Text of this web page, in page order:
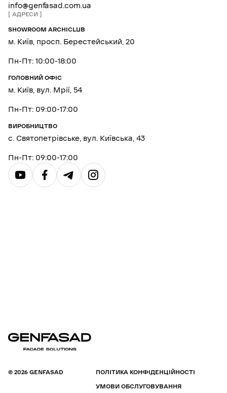
info@genfasad.com.ua
АДРЕСИ
SHOWROOM ARCHICLUB
м. Київ, просп. Берестейський, 20
Пн-Пт: 10:00-18:00
ГОЛОВНИЙ ОФІС
м. Київ, вул. Мрії, 54
Пн-Пт: 09:00-17:00
ВИРОБНИЦТВО
с. Святопетрівське, вул. Київська, 43
Пн-Пт: 09:00-17:00
© 2026 GENFASAD
ПОЛІТИКА КОНФІДЕНЦІЙНОСТІ
УМОВИ ОБСЛУГОВУВАННЯ